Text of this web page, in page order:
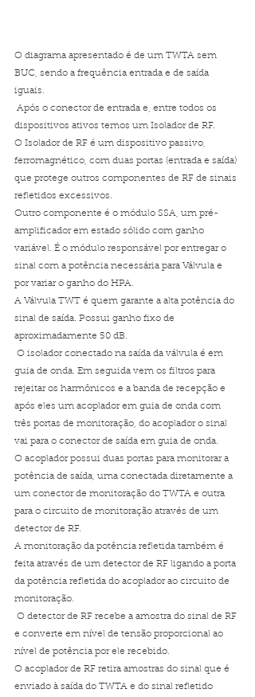
O diagrama apresentado é de um TWTA sem
BUC, sendo a frequência entrada e de saída
iguais.
dispositivos ativos temos um Isolador de RF.
O Isolador de RF é um dispositivo passivo,
ferromagnético, com duas portas (entrada e saída)
que protege outros componentes de RF de sinais
refletidos excessivos.
Outro componente é o módulo SSA, um pré-
amplificador em estado sólido com ganho
variável. É o módulo responsável por entregar o
sinal com a potência necessária para Válvula e
por variar o ganho do HPA.
A Válvula TWT é quem garante a alta potência do
sinal de saída. Possui ganho fixo de
aproximadamente 50 dB.
guia de onda. Em seguida vem os filtros para
rejeitar os harmônicos e a banda de recepção e
após eles um acoplador em guia de onda com
três portas de monitoração, do acoplador o sinal
vai para o conector de saída em guia de onda.
O acoplador possui duas portas para monitorar a
potência de saída, uma conectada diretamente a
um conector de monitoração do TWTA e outra
para o circuito de monitoração através de um
detector de RF.
A monitoração da potência refletida também é
feita através de um detector de RF ligando a porta
da potência refletida do acoplador ao circuito de
monitoração.
e converte em nível de tensão proporcional ao
nível de potência por ele recebido.
O acoplador de RF retira amostras do sinal que é
enviado à saída do TWTA e do sinal refletido